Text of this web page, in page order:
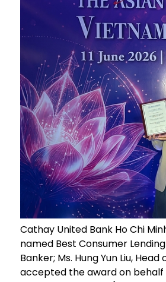
Cathay United Bank Ho Chi
named Best Consumer
Banker; Ms. Hung Yun Liu,
accepted the award on